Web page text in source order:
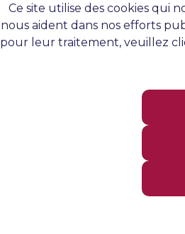
Outre les
d’autres
Ce site utilise des cookies qui
nous aident dans nos efforts
pour leur traitement, veuillez